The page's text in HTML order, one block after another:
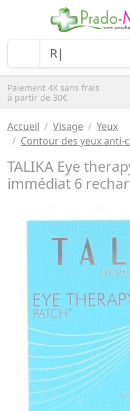
Paiement 4X sans frais
à partir de 30€
Accueil Visage
Yeux
Contour des yeux anti-
TALIKA Eye
immédiat 6